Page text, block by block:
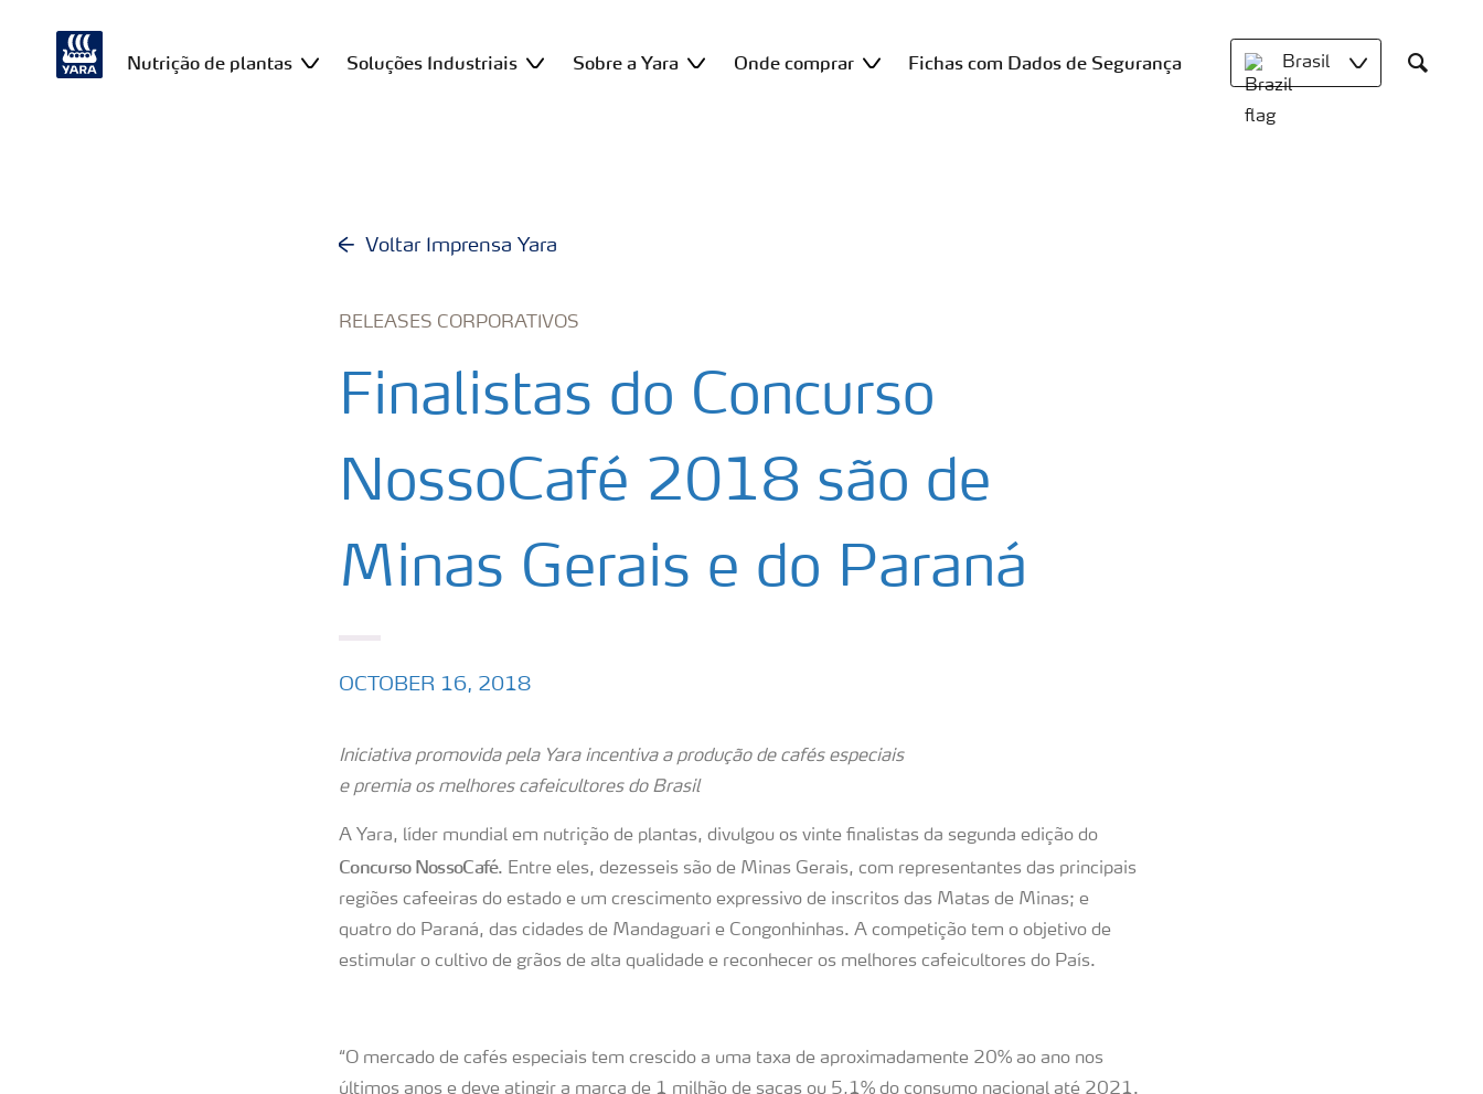
Nutrição de plantas Soluções Industriais Sobre a Yara Onde comprar Fichas com Dados de Segurança Brasil
Search
Voltar Imprensa Yara
RELEASES CORPORATIVOS
Finalistas do Concurso
NossoCafé 2018 são de
Minas Gerais e do Paraná
OCTOBER 16, 2018
Iniciativa promovida pela Yara incentiva a produção de cafés especiais
e premia os melhores cafeicultores do Brasil
A Yara, líder mundial em nutrição de plantas, divulgou os vinte finalistas da segunda edição do
Concurso NossoCafé. Entre eles, dezesseis são de Minas Gerais, com representantes das principais
regiões cafeeiras do estado e um crescimento expressivo de inscritos das Matas de Minas; e
quatro do Paraná, das cidades de Mandaguari e Congonhinhas. A competição tem o objetivo de
estimular o cultivo de grãos de alta qualidade e reconhecer os melhores cafeicultores do País.
“O mercado de cafés especiais tem crescido a uma taxa de aproximadamente 20% ao ano nos
últimos anos e deve atingir a marca de 1 milhão de sacas ou 5,1% do consumo nacional até 2021.